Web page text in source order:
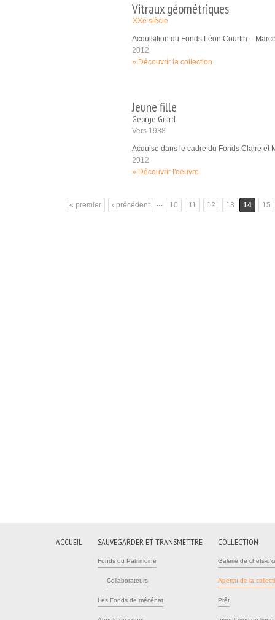
Vitraux géométriques
XXe siècle
Acquisition du Fonds Léon Courtin –
2012
Découvrir la collection
Jeune fille
George Grard
Vers 1938
Acquise dans le cadre du Fonds Claire et
2012
Découvrir l'oeuvre
« premier ‹ précédent … 10 11 12 13 14 15
ACCUEIL SAUVEGARDER ET TRANSMETTRE
Fonds du Patrimoine
Collaborateurs
Les Fonds de mécénat
COLLECTION
Galerie de chefs-
Aperçu de la
Prêt